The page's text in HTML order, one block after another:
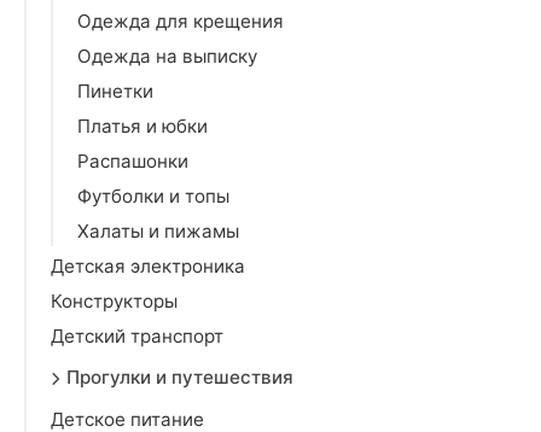
Одежда для крещения
Одежда на выписку
Пинетки
Платья и юбки
Распашонки
Футболки и топы
Халаты и пижамы
Детская электроника
Конструкторы
Детский транспорт
Прогулки и путешествия
Детское питание